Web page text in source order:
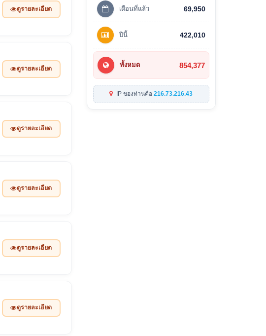
ดูรายละเอียด
ดูรายละเอียด
ดูรายละเอียด
ดูรายละเอียด
ดูรายละเอียด
ดูรายละเอียด
เดือนที่แล้ว 69,950
ปีนี้ 422,010
ทั้งหมด 854,377
IP ของท่านคือ216.73.216.43